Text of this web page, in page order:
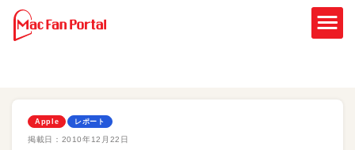
Apple レポート
掲載日： 2010年12月22日